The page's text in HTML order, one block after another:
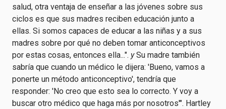
salud, otra ventaja de enseñar a las jóvenes sobre sus
ciclos es que sus madres reciben educación junto a
ellas. Si somos capaces de educar a las niñas y a sus
madres sobre por qué no deben tomar anticonceptivos
por estas cosas, entonces ella...". ySu madre también
sabría que cuando un médico le dijera: 'Bueno, vamos a
ponerte un método anticonceptivo', tendría que
responder: 'No creo que esto sea lo correcto. Y voy a
buscar otro médico que haga más por nosotros'". Hartley